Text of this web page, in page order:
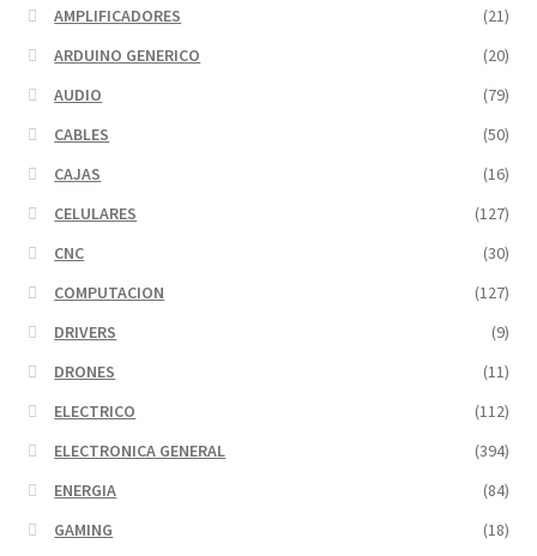
AMPLIFICADORES
(21)
ARDUINO GENERICO
(20)
AUDIO
(79)
CABLES
(50)
CAJAS
(16)
CELULARES
(127)
CNC
(30)
COMPUTACION
(127)
DRIVERS
(9)
DRONES
(11)
ELECTRICO
(112)
ELECTRONICA GENERAL
(394)
ENERGIA
(84)
GAMING
(18)